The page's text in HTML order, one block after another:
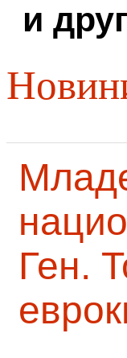
и
Ген.